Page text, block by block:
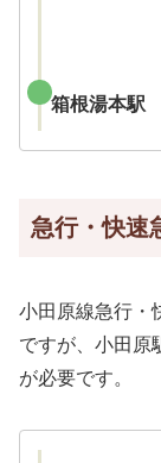
箱根湯本駅
急行・快速
小田原線急行・
ですが、小田原
が必要です。